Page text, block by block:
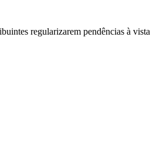
regularizarem pendências à vista